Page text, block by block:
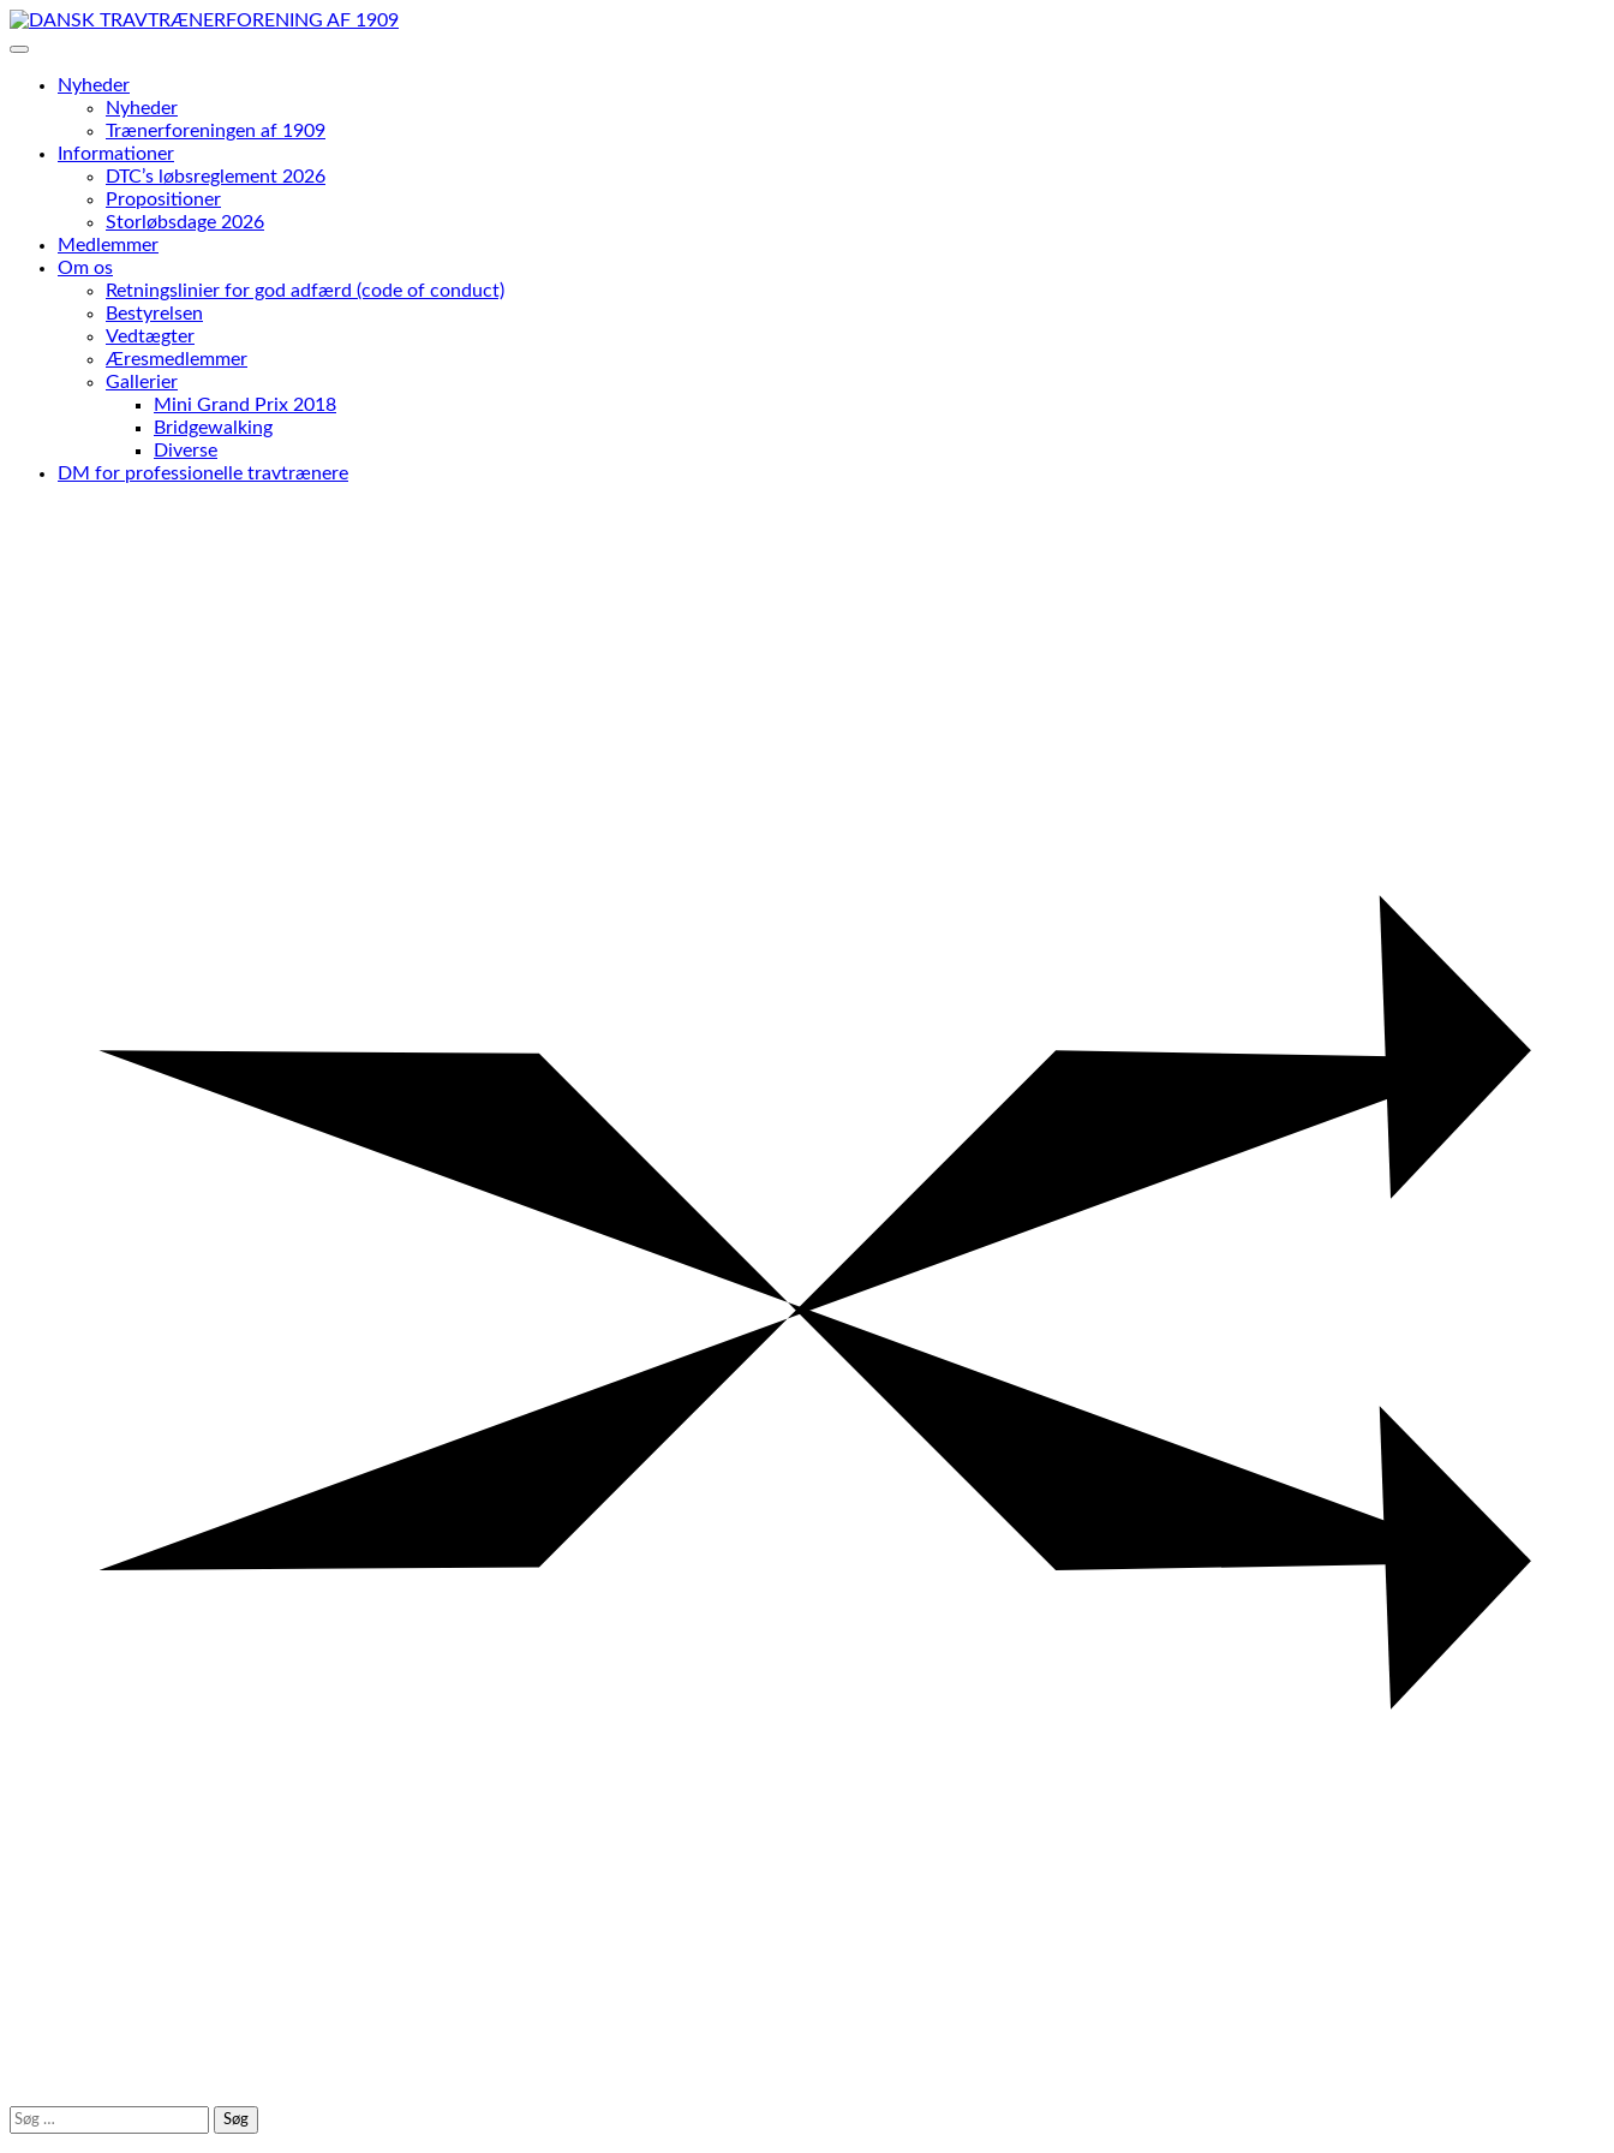
Skip
to
Nyheder
Nyheder
Trænerforeningen af 1909
Informationer
DTC’s løbsreglement 2026
Propositioner
Storløbsdage 2026
Medlemmer
Om os
Retningslinier for god adfærd (code of conduct)
Bestyrelsen
Vedtægter
Æresmedlemmer
Gallerier
Mini Grand Prix 2018
Bridgewalking
Diverse
DM for professionelle travtrænere
Søg
efter: